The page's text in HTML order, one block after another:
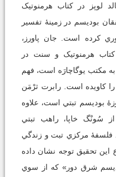
لوپز در کتاب هرمنوتيک
بوديسم در زمينۀ تفسير
کرده است. جان پاورز،
کتاب هرمنوتيک و سنت در
مکتب يوگاچارَه است، فهم
کاويده است. رابرت ثرْمَن
بوديسم تبتي است، علاوه
سُونْگ خاپا، راهب تبتي
مانند فلسفۀ مرکزي تبت و زندگي
اين تحقيق توجه نشان داده
شرق دور» که از سوي